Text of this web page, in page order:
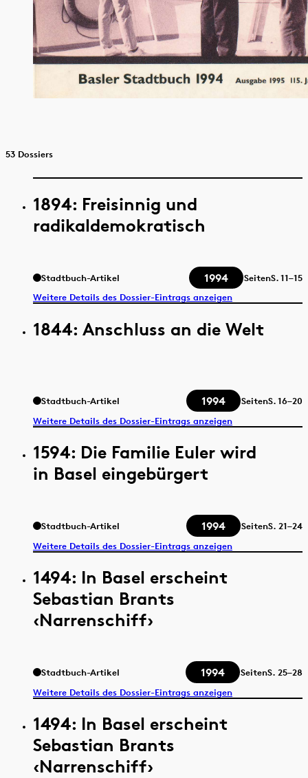
53 Dossiers
1894: Freisinnig und
radikaldemokratisch
Stadtbuch-Artikel 1994 SeitenS.11–15
Weitere Details des Dossier-Eintrags anzeigen
1844: Anschluss an die Welt
Stadtbuch-Artikel 1994 SeitenS.16–20
Weitere Details des Dossier-Eintrags anzeigen
1594: Die Familie Euler wird
in Basel eingebürgert
Stadtbuch-Artikel 1994 SeitenS. 21–24
Weitere Details des Dossier-Eintrags anzeigen
1494: In Basel erscheint
Sebastian Brants
‹Narrenschiff›
Stadtbuch-Artikel 1994 SeitenS. 25–28
Weitere Details des Dossier-Eintrags anzeigen
1494: In Basel erscheint
Sebastian Brants
‹Narrenschiff›